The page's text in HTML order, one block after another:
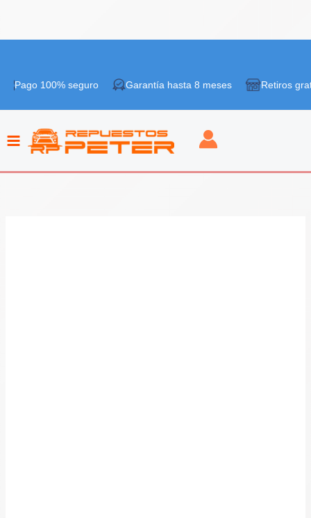
contenido
seguro Garantía hasta 8 meses Retiros gratis en